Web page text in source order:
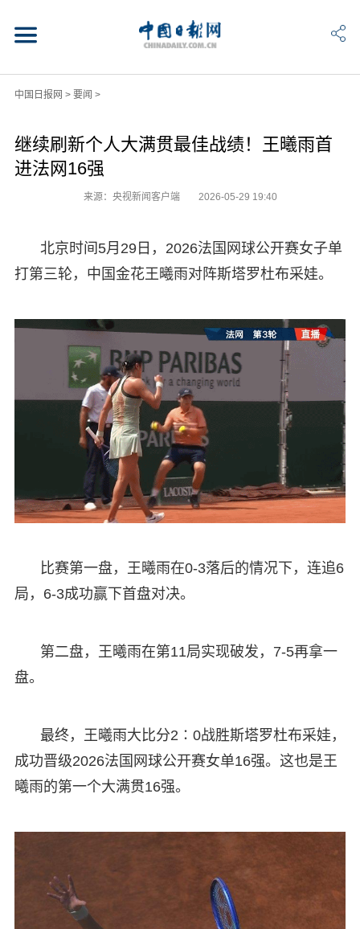
中国日报网 > 要闻 >
继续刷新个人大满贯最佳战绩！王曦雨首
进法网16强
来源：央视新闻客户端 2026-05-29 19:40
北京时间5月29日，2026法国网球公开赛女子单
打第三轮，中国金花王曦雨对阵斯塔罗杜布采娃。
比赛第一盘，王曦雨在0-3落后的情况下，连追6
局，6-3成功赢下首盘对决。
第二盘，王曦雨在第11局实现破发，7-5再拿一
盘。
最终，王曦雨大比分2∶0战胜斯塔罗杜布采娃，
成功晋级2026法国网球公开赛女单16强。这也是王
曦雨的第一个大满贯16强。